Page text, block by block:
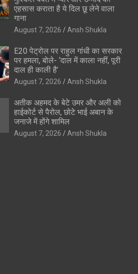
एहसास कराता है ये दिल छू लेने वाला
गाना
August 7, 2026 Ansh Shukla
E20 पेट्रोल पर राहुल गांधी का सरकार
पर हमला, बोले- ‘दाल में काला नहीं, पूरी
दाल ही काली है’
August 7, 2026 Ansh Shukla
अतीक अहमद के बेटे उमर और अली को
हाईकोर्ट से पैरोल, छोटे भाई अबान के
जनाजे में होंगे शामिल
August 7, 2026 Ansh Shukla